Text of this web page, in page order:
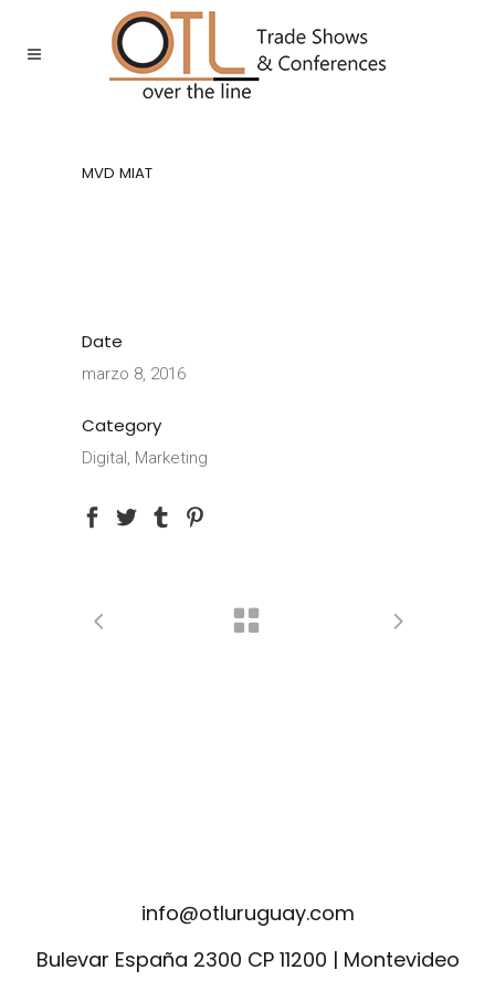
MVD MIAT
Date
marzo 8, 2016
Category
Digital, Marketing
info@otluruguay.com
Bulevar España 2300 CP 11200 | Montevideo